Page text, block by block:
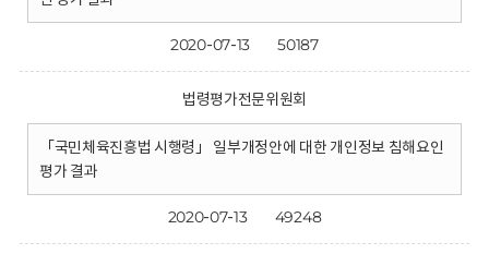
2020-07-13 50187
법령평가전문위원회
「국민체육진흥법 시행령」 일부개정안에 대한 개인정보 침해요인
평가 결과
2020-07-13 49248